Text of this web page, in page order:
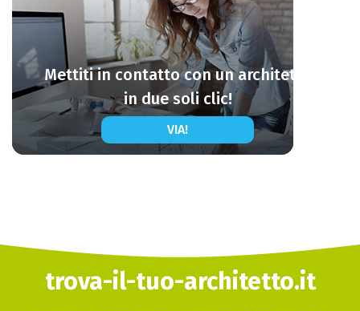
Mettiti in contatto con un architetto
in due soli clic!
VIA!
trova-il-tuo-architetto.it